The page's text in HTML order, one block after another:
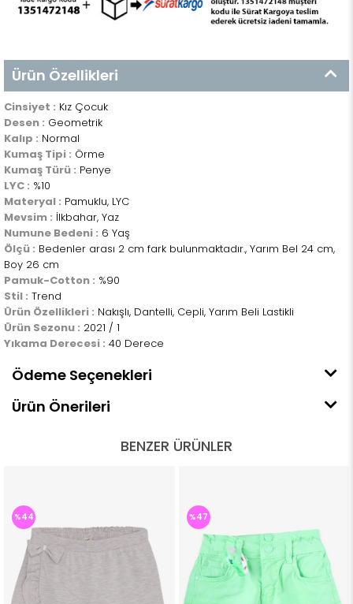
Ürün Özellikleri
Cinsiyet : Kız Çocuk
Desen : Geometrik
Kalıp : Normal
Kumaş Tipi : Örme
Kumaş Türü : Penye
LYC : %10
Materyal : Pamuklu, LYC
Mevsim : İlkbahar, Yaz
Numune Bedeni : 6 Yaş
Ölçü : Bedenler arası 2 cm fark bulunmaktadır., Yarım Bel 24 cm,
Boy 26 cm
Pamuk-Cotton : %90
Stil : Trend
Ürün Özellikleri : Nakışlı, Dantelli, Cepli, Yarım Beli Lastikli
Ürün Sezonu : 2021 / 1
Yıkama Derecesi : 40 Derece
Ödeme Seçenekleri
Ürün Önerileri
BENZER ÜRÜNLER
%44 %47